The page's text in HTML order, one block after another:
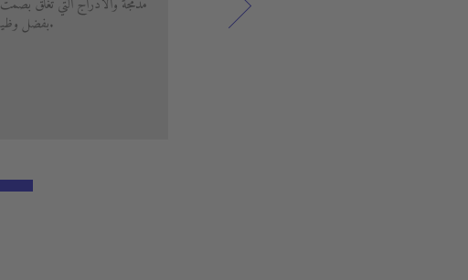
بفضل وظيفة الإغلاق الناعم التلقائي.